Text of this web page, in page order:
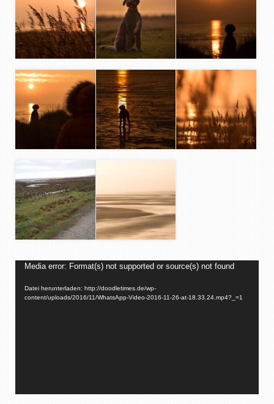
Video-
Media error: Format(s) not supported or source(s) not found
Datei herunterladen: http://doodletimes.de/wp-
content/uploads/2016/11/WhatsApp-Video-2016-11-26-at-18.33.24.mp4?_=1